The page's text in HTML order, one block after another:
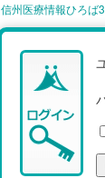
信州医療情報ひろば